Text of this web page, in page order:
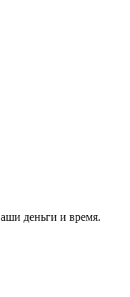
деньги и время.